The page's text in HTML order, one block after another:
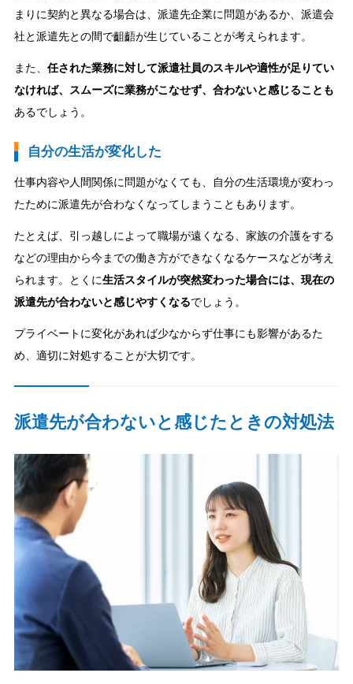
まりに契約と異なる場合は、派遣先企業に問題があるか、派遣会
社と派遣先との間で齟齬が生じていることが考えられます。
また、 任された業務に対して派遣社員のスキルや適性が足りてい
なければ、スムーズに業務がこなせず、合わないと感じることも
あるでしょう。
自分の生活が変化した
仕事内容や人間関係に問題がなくても、自分の生活環境が変わっ
たために派遣先が合わなくなってしまうこともあります。
たとえば、引っ越しによって職場が遠くなる、家族の介護をする
などの理由から今までの働き方ができなくなるケースなどが考え
られます。とくに生活スタイルが突然変わった場合には、現在の
派遣先が合わないと感じやすくなるでしょう。
プライベートに変化があれば少なからず仕事にも影響があるた
め、適切に対処することが大切です。
派遣先が合わないと感じたときの対処法